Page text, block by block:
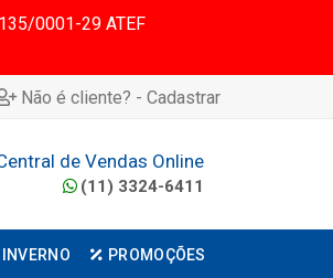
0001-29 ATEF
Não é cliente? - Cadastrar
de Vendas Online
(11) 3324-6411
INVERNO PROMOÇÕES